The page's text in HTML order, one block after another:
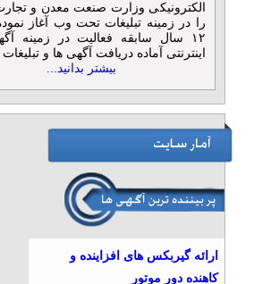
الکترونیکی وزارت صنعت معدن و
را در زمینه تبلیغات تحت وب آغاز
۱۲ سال سابقه فعالیت در زمینه
اینترنتی آماده دریافت آگهی ها و
بیشتر بدانید...
ارائه گیربکس های افزاینده و
کاهنده دور موتور